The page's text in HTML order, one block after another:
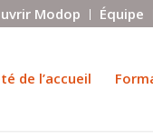
Modop Équipe
de l’accueil